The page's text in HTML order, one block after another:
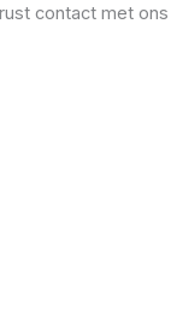
contact met ons